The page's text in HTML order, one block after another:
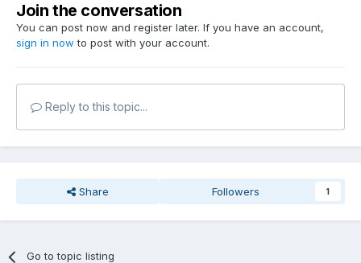
Join the conversation
You can post now and register later. If you have an account,
sign in now to post with your account.
Reply to this topic...
Share Followers 1
Go to topic listing